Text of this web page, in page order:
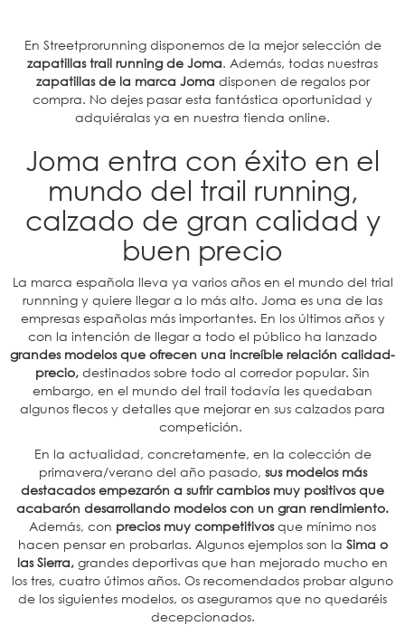
En Streetprorunning disponemos de la mejor selección de
zapatillas trail running de Joma. Además, todas nuestras
zapatillas de la marca Joma disponen de regalos por
compra. No dejes pasar esta fantástica oportunidad y
adquiéralas ya en nuestra tienda online.
Joma entra con éxito en el
mundo del trail running,
calzado de gran calidad y
buen precio
La marca española lleva ya varios años en el mundo del trial
runnning y quiere llegar a lo más alto. Joma es una de las
empresas españolas más importantes. En los últimos años y
con la intención de llegar a todo el público ha lanzado
grandes modelos que ofrecen una increíble relación calidad-
precio, destinados sobre todo al corredor popular. Sin
embargo, en el mundo del trail todavía les quedaban
algunos flecos y detalles que mejorar en sus calzados para
competición.
En la actualidad, concretamente, en la colección de
primavera/verano del año pasado, sus modelos más
destacados empezarón a sufrir cambios muy positivos que
acabarón desarrollando modelos con un gran rendimiento.
Además, con precios muy competitivosque mínimo nos
hacen pensar en probarlas. Algunos ejemplos son la Sima o
las Sierra, grandes deportivas que han mejorado mucho en
los tres, cuatro útimos años. Os recomendados probar alguno
de los siguientes modelos, os aseguramos que no quedaréis
decepcionados.